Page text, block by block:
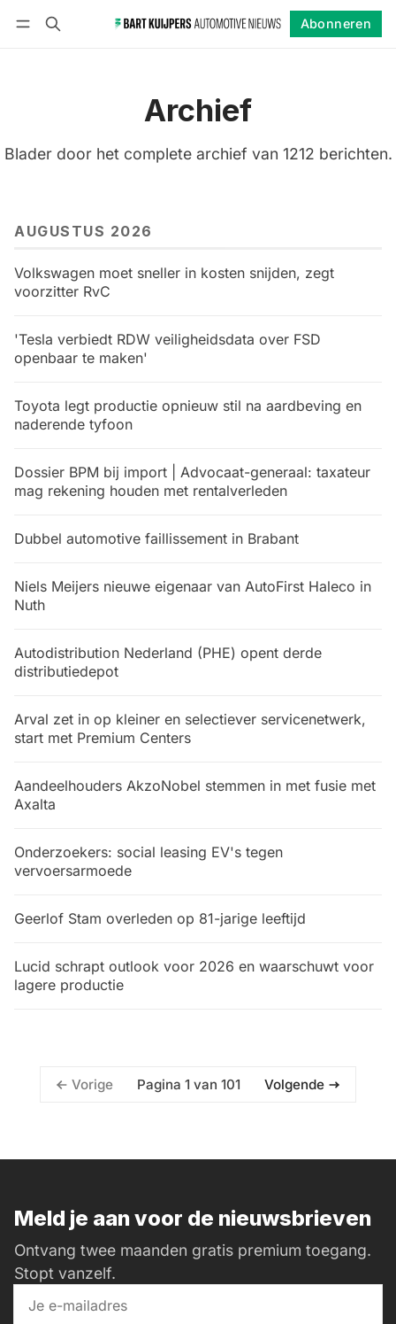
Abonneren
Archief
Blader door het complete archief van 1212 berichten.
AUGUSTUS 2026
Volkswagen moet sneller in kosten snijden, zegt
voorzitter RvC
'Tesla verbiedt RDW veiligheidsdata over FSD
openbaar te maken'
Toyota legt productie opnieuw stil na aardbeving en
naderende tyfoon
Dossier BPM bij import | Advocaat-generaal: taxateur
mag rekening houden met rentalverleden
Dubbel automotive faillissement in Brabant
Niels Meijers nieuwe eigenaar van AutoFirst Haleco in
Nuth
Autodistribution Nederland (PHE) opent derde
distributiedepot
Arval zet in op kleiner en selectiever servicenetwerk,
start met Premium Centers
Aandeelhouders AkzoNobel stemmen in met fusie met
Axalta
Onderzoekers: social leasing EV's tegen
vervoersarmoede
Geerlof Stam overleden op 81-jarige leeftijd
Lucid schrapt outlook voor 2026 en waarschuwt voor
lagere productie
Vorige Pagina 1 van 101 Volgende
Meld je aan voor de nieuwsbrieven
Ontvang twee maanden gratis premium toegang.
Stopt vanzelf.